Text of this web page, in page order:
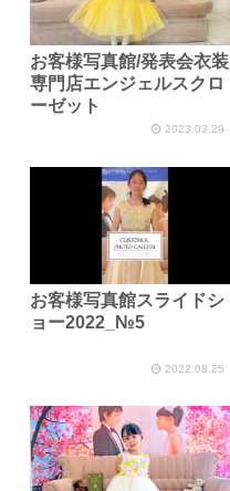
お客様写真館/発表会衣装
専門店エンジェルスクロ
ーゼット
2023.03.29
お客様写真館スライドシ
ョー2022_№5
2022.08.25